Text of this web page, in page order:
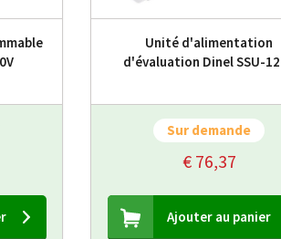
Unité d'alimentation
d'évaluation Dinel SSU-
Sur demande
€ 76,37
Ajouter au panier